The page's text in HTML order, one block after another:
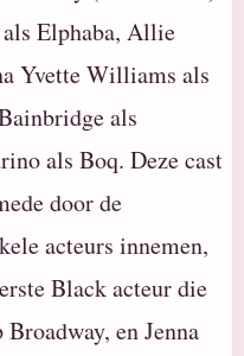
Elphaba, Allie
Yvette Williams als
als
als Boq. Deze cast
door de
acteurs innemen,
Black acteur die
en Jenna